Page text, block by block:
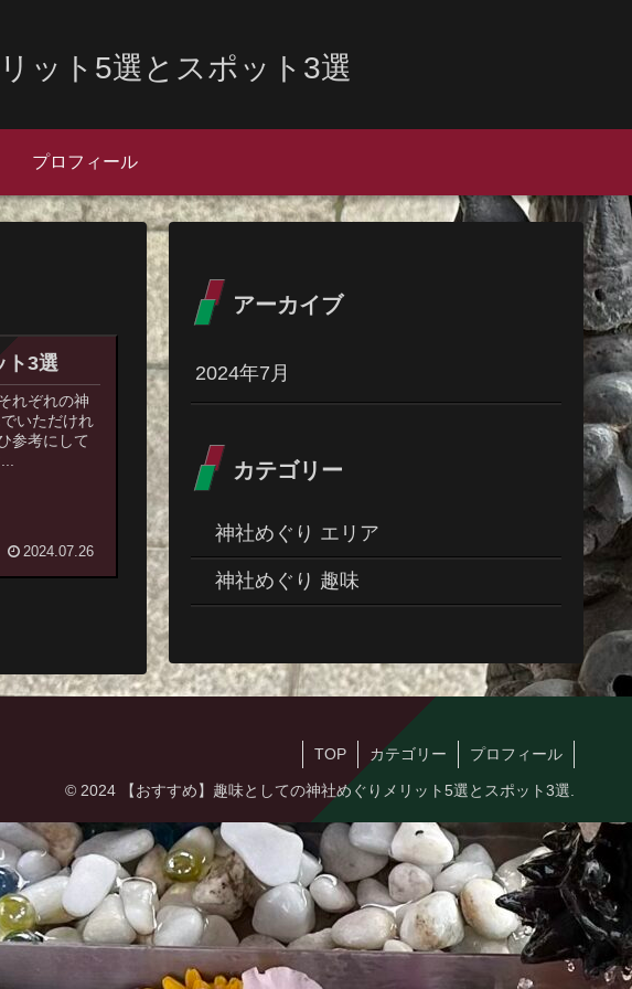
ット5選とスポット3選
プロフィール
ト3選
れぞれの神
いただけれ
参考にして
2024.07.26
アーカイブ
2024年7月
カテゴリー
神社めぐり エリア
神社めぐり 趣味
TOP カテゴリー プロフィール
© 2024 【おすすめ】趣味としての神社めぐりメリット5選とスポット3選.